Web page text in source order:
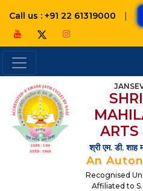
Call us : +91 22 61319000 |
ARTS
श्री एम. डी. शाह
An
Recognised
Affiliated to